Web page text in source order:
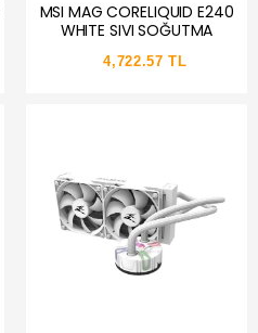
MSI MAG CORELIQUID E240
WHITE SIVI SOĞUTMA
4,722.57 TL